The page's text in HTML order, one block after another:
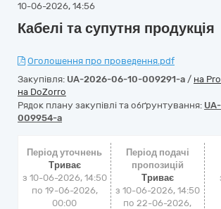
10-06-2026, 14:56
Кабелі та супутня продукція
Оголошення про проведення.pdf
Закупівля: UA-2026-06-10-009291-a / на
на DoZorro
Рядок плану закупівлі та обґрунтування:
009954-a
Період уточнень
Триває
з 10-06-2026, 14:50
по 19-06-2026,
00:00
Період подачі
пропозицій
Триває
з 10-06-2026, 14:50
по 22-06-2026,